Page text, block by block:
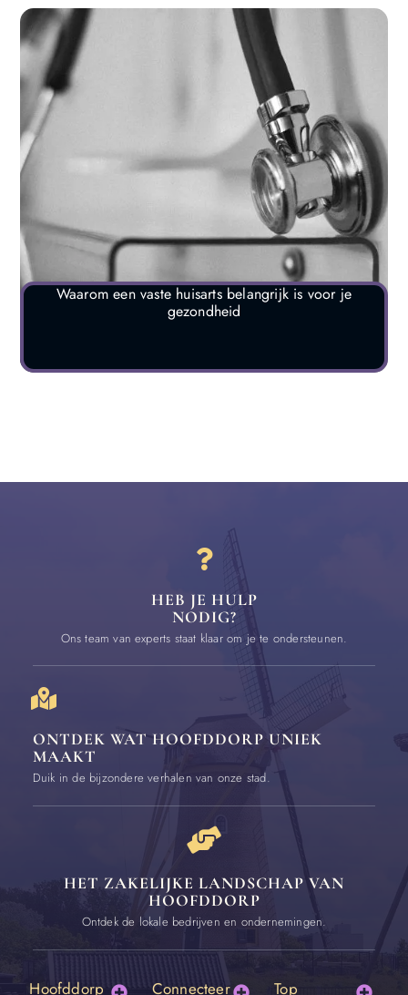
Waarom een vaste huisarts belangrijk is voor je
gezondheid
HEB JE HULP
NODIG?
Ons team van experts staat klaar om je te ondersteunen.
ONTDEK WAT HOOFDDORP UNIEK
MAAKT
Duik in de bijzondere verhalen van onze stad.
HET ZAKELIJKE LANDSCHAP VAN
HOOFDDORP
Ontdek de lokale bedrijven en ondernemingen.
Hoofddorp Connecteer Top